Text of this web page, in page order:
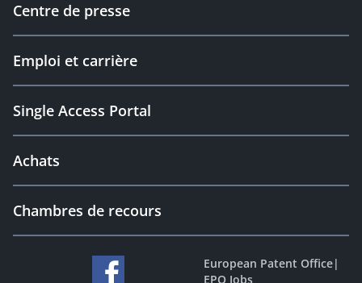
Centre de presse
Emploi et carrière
Single Access Portal
Achats
Chambres de recours
European Patent Office|
EPO Jobs